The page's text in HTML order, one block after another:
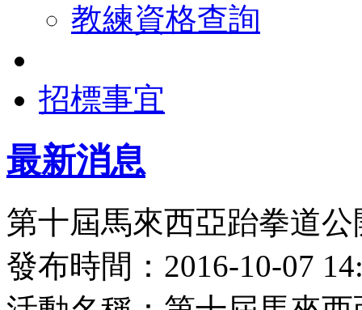
教練資格查詢
招標事宜
最新消息
第十屆馬來西亞跆拳道
發布時間：2016-10-07